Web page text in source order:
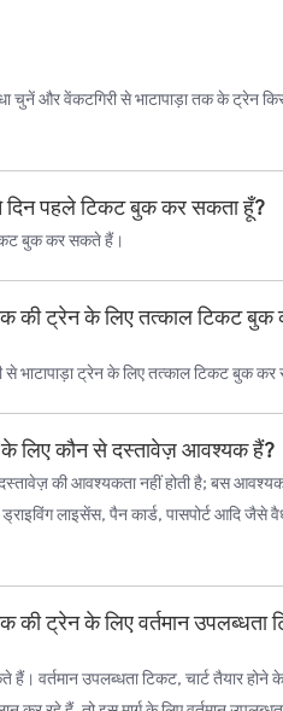
और वेंकटगिरी से भाटापाड़ा तक के ट्रेन
दिन पहले टिकट बुक कर सकता हूँ?
बुक कर सकते हैं।
की ट्रेन के लिए तत्काल टिकट बुक
भाटापाड़ा ट्रेन के लिए तत्काल टिकट बुक
के लिए कौन से दस्तावेज़ आवश्यक हैं?
की आवश्यकता नहीं होती है; बस
लाइसेंस, पैन कार्ड, पासपोर्ट आदि जैसे
की ट्रेन के लिए वर्तमान उपलब्धता
उपलब्धता टिकट, चार्ट तैयार होने